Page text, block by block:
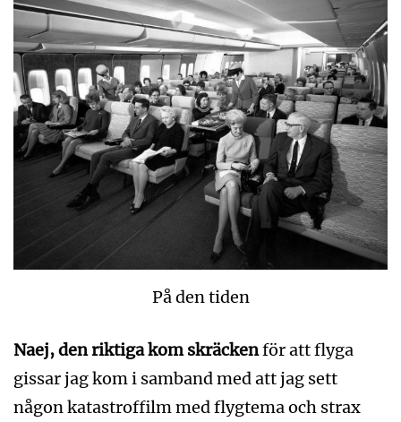
På den tiden
Naej, den riktiga kom skräckenför att flyga
gissar jag kom i samband med att jag sett
någon katastroffilm med flygtema och strax